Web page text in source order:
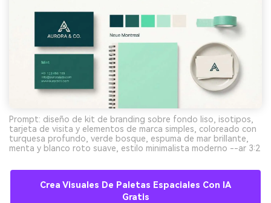
Prompt: diseño de kit de branding sobre fondo liso, isotipos,
tarjeta de visita y elementos de marca simples, coloreado con
turquesa profundo, verde bosque, espuma de mar brillante,
menta y blanco roto suave, estilo minimalista moderno --ar 3:2
Crea Visuales De Paletas Espaciales Con IA
Gratis